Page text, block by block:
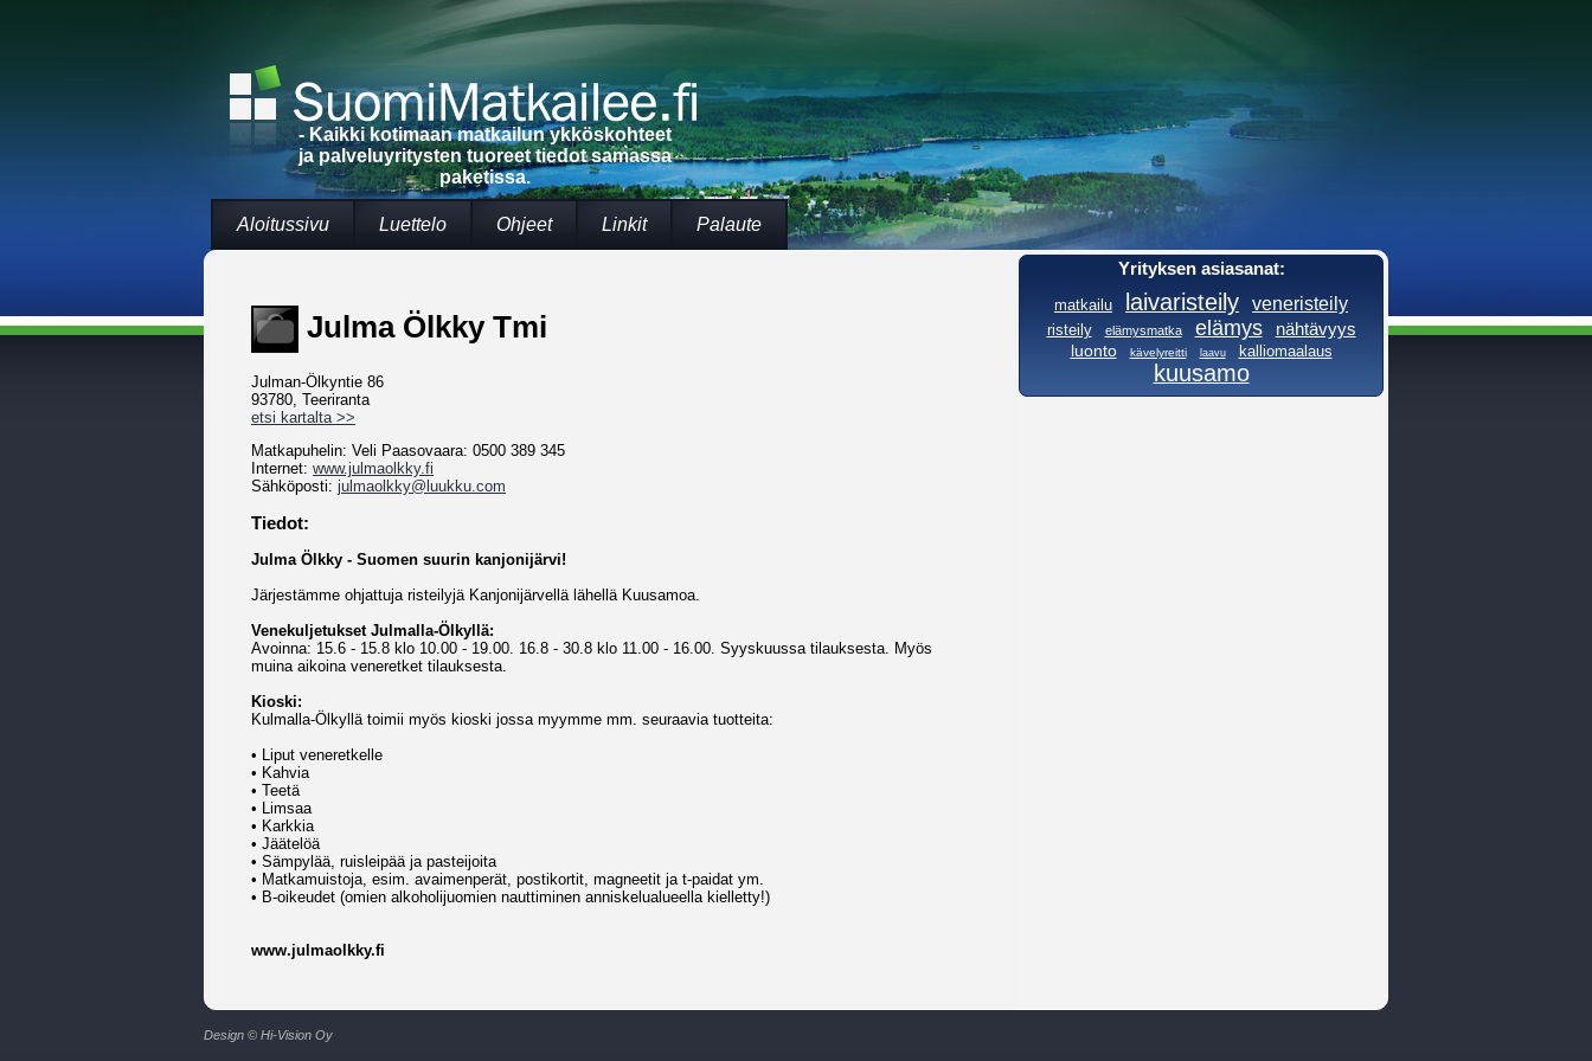
- Kaikki kotimaan matkailun ykköskohteet
ja palveluyritysten tuoreet tiedot samassa
paketissa.
Aloitussivu Luettelo Ohjeet Linkit Palaute
Julma Ölkky Tmi
Julman-Ölkyntie 86
93780, Teeriranta
etsi kartalta >>
Matkapuhelin: Veli Paasovaara: 0500 389 345
Internet: www.julmaolkky.fi
Sähköposti: julmaolkky@luukku.com
Tiedot:
Julma Ölkky - Suomen suurin kanjonijärvi!
Järjestämme ohjattuja risteilyjä Kanjonijärvellä lähellä Kuusamoa.
Venekuljetukset Julmalla-Ölkyllä:
Avoinna: 15.6 - 15.8 klo 10.00 - 19.00. 16.8 - 30.8 klo 11.00 - 16.00. Syyskuussa tilauksesta. Myös
muina aikoina veneretket tilauksesta.
Kioski:
Kulmalla-Ölkyllä toimii myös kioski jossa myymme mm. seuraavia tuotteita:
• Liput veneretkelle
• Kahvia
• Teetä
• Limsaa
• Karkkia
• Jäätelöä
• Sämpylää, ruisleipää ja pasteijoita
• Matkamuistoja, esim. avaimenperät, postikortit, magneetit ja t-paidat ym.
• B-oikeudet (omien alkoholijuomien nauttiminen anniskelualueella kielletty!)
www.julmaolkky.fi
Yrityksen asiasanat:
matkailu laivaristeily veneristeily
risteily elämysmatka elämys nähtävyys
luonto kävelyreitti laavu kalliomaalaus
kuusamo
Design © Hi-Vision Oy